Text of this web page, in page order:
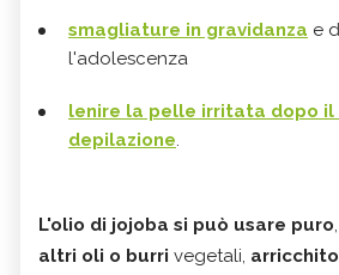
smagliature in gravidanza e
l'adolescenza
lenire la pelle irritata dopo il
depilazione.
L'olio di jojoba si può usare puro,
altri oli o burri vegetali,